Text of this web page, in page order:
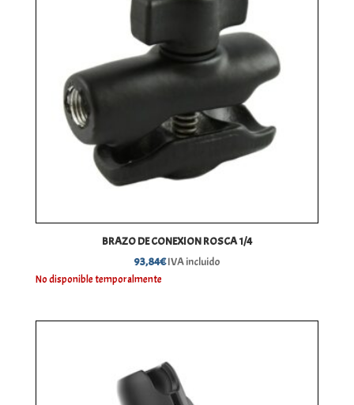
BRAZO DE CONEXION ROSCA 1/4
93,84€IVA incluido
No disponible temporalmente